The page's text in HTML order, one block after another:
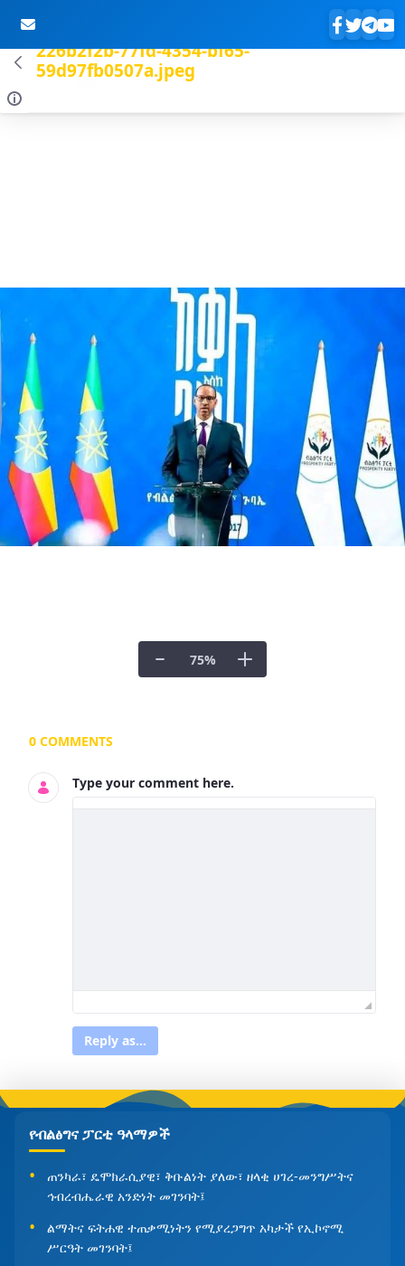
226b2f2b-77fd-4354-bf65-
59d97fb0507a.jpeg
75%
Documents and Media
0 COMMENTS
Type your comment here.
Reply as...
የብልፅግና ፓርቲ ዓላማዎች
ጠንካራ፣ ዴሞክራሲያዊ፣ ቅቡልነት ያለው፣ ዘላቂ ሀገረ-መንግሥትና
ኅብረብሔራዊ አንድነት መገንባት፤
ልማትና ፍትሐዊ ተጠቃሚነትን የሚያረጋግጥ አካታች የኢኮኖሚ
ሥርዓት መገንባት፤